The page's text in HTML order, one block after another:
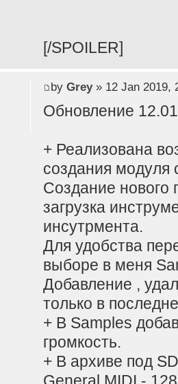
[/SPOILER]
by Grey» 12 Jan 2019,
Обновление
+ Реализована
создания модуля
Создание нового
загрузка
инсутрмента.
Для удобства
выборе в меня
Добавление ,
только в
+ В Samples
громкость.
+ В архиве под
General MIDI -